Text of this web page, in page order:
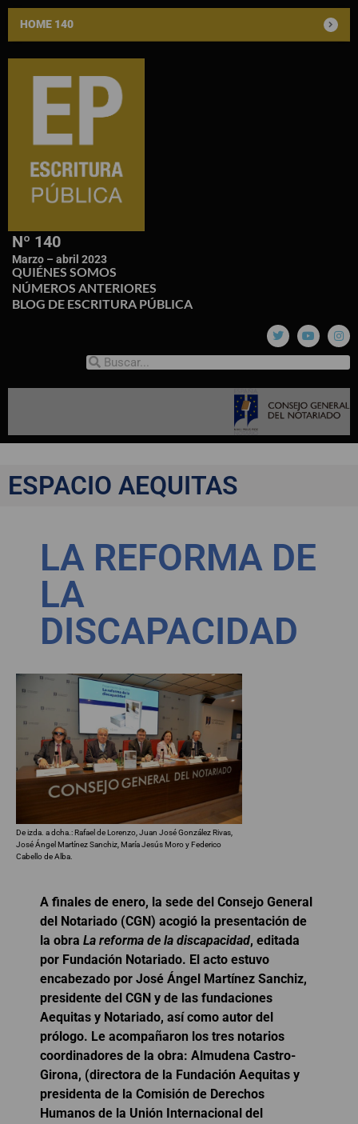
HOME 140
Nº 140
Marzo – abril 2023
QUIÉNES SOMOS
NÚMEROS ANTERIORES
BLOG DE ESCRITURA PÚBLICA
ESPACIO AEQUITAS
LA REFORMA DE
LA
DISCAPACIDAD
De izda. a dcha.: Rafael de Lorenzo, Juan José González Rivas,
José Ángel Martínez Sanchiz, María Jesús Moro y Federico
Cabello de Alba.
A finales de enero, la sede del Consejo General
del Notariado (CGN) acogió la presentación de
la obra La reforma de la discapacidad, editada
por Fundación Notariado. El acto estuvo
encabezado por José Ángel Martínez Sanchiz,
presidente del CGN y de las fundaciones
Aequitas y Notariado, así como autor del
prólogo. Le acompañaron los tres notarios
coordinadores de la obra: Almudena Castro-
Girona, (directora de la Fundación Aequitas y
presidenta de la Comisión de Derechos
Humanos de la Unión Internacional del